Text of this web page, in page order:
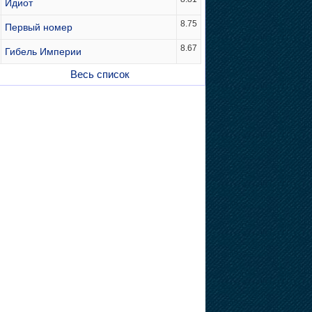
Идиот
Первый номер 8.75
Гибель Империи 8.67
Весь список